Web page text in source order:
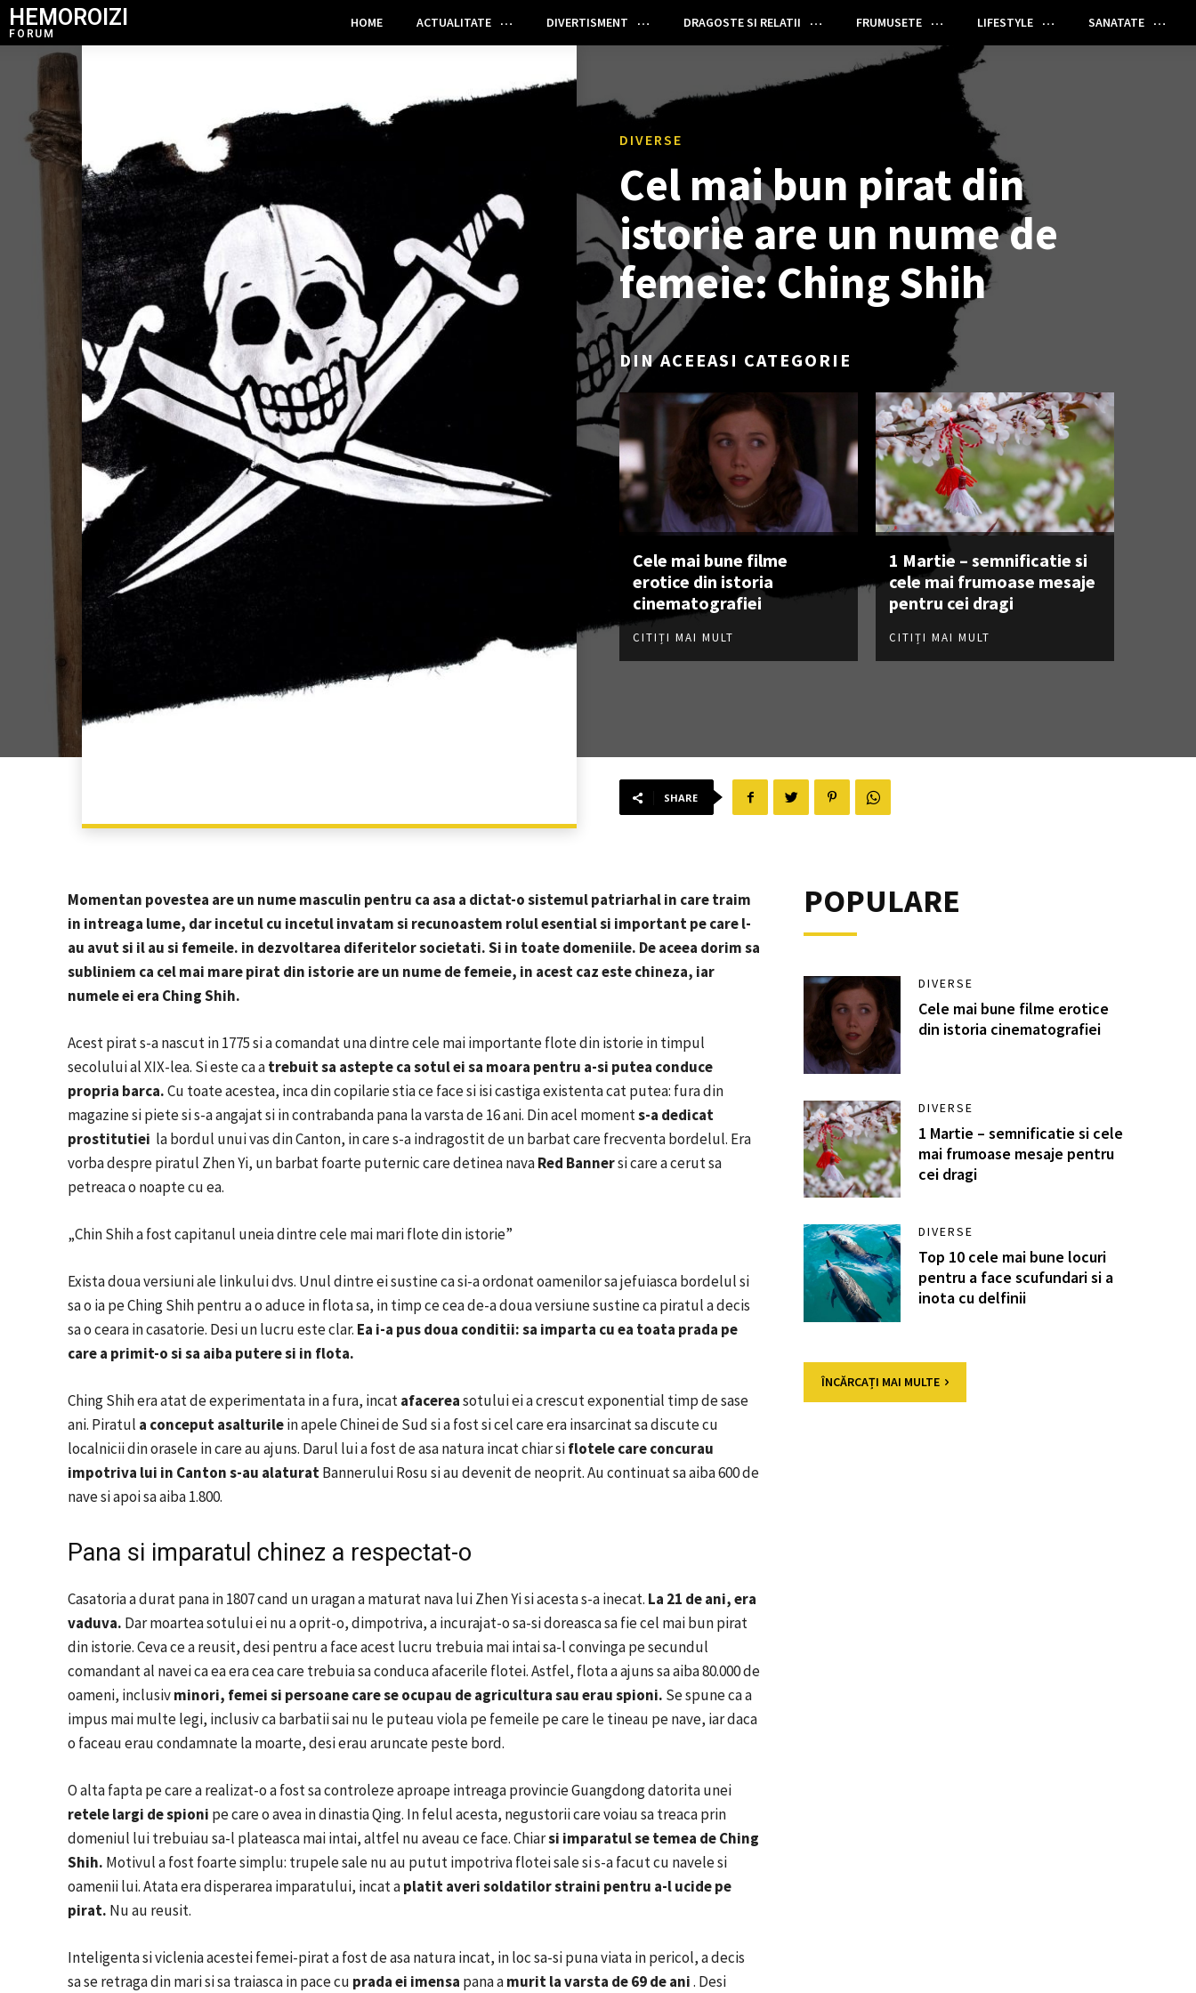
HEMOROIZI
FORUM
HOME ACTUALITATE DIVERTISMENT DRAGOSTE SI RELATII FRUMUSETE LIFESTYLE SANATATE
DIVERSE
Cel mai bun pirat din
istorie are un nume de
femeie: Ching Shih
DIN ACEEASI CATEGORIE
Cele mai bune filme
erotice din istoria
cinematografiei
CITIȚI MAI MULT
1 Martie – semnificatie si
cele mai frumoase mesaje
pentru cei dragi
CITIȚI MAI MULT
SHARE
Momentan povestea are un nume masculin pentru ca asa a dictat-o ​​sistemul patriarhal in care traim
in intreaga lume, dar incetul cu incetul invatam si recunoastem rolulesential si important pecare l-
au avut si il au si femeile. in dezvoltarea diferitelor societati.Si in toate domeniile. De aceea dorim sa
subliniem ca cel mai mare pirat din istorie are un nume de femeie, in acest caz este chineza, iar
numele ei era Ching Shih.
Acest pirat s-a nascut in 1775 si a comandat una dintre cele mai importante flote din istorie in timpul
secolului al XIX-lea. Si este ca atrebuit sa astepte ca sotul ei sa moara pentru a-si putea conduce
propria barca.Cu toate acestea, inca din copilarie stia ce face si isi castiga existenta cat putea: fura din
magazine si piete si s-a angajat si in contrabanda pana la varsta de 16 ani. Din acel moments-a dedicat
prostitutiei la bordul unui vas din Canton, in care s-a indragostit de un barbat care frecventa bordelul. Era
vorba despre piratul Zhen Yi, un barbat foarte puternic care detinea navaRed Bannersi care a cerut sa
petreaca o noapte cu ea.
„Chin Shih a fost capitanul uneia dintre cele mai mari flote din istorie”
Exista doua versiuni ale linkului dvs. Unul dintre ei sustine ca si-a ordonat oamenilor sa jefuiasca bordelul si
sa o ia pe Ching Shih pentru a o aduce in flota sa, in timp ce cea de-a doua versiune sustine ca piratul a decis
sa o ceara in casatorie. Desi un lucru este clar. Ea i-a pus doua conditii: sa imparta cu ea toata prada pe
care a primit-o si sa aiba putere si in flota.
Ching Shih era atat de experimentata in a fura, incatafacereasotului ei a crescut exponential timp de sase
ani. Piratul a conceput asalturilein apele Chinei de Sud si a fost si cel care era insarcinat sa discute cu
localnicii din orasele in care au ajuns. Darul lui a fost de asa natura incat chiar siflotele care concurau
impotriva lui in Canton s-au alaturatBannerului Rosu si au devenit de neoprit.Au continuat sa aiba 600 de
nave si apoi sa aiba 1.800.
Pana si imparatul chinez a respectat-o
Casatoria a durat pana in 1807 cand un uragan a maturat nava lui Zhen Yi si acesta s-a inecat. La 21 de ani, era
vaduva. Dar moartea sotului ei nu a oprit-o, dimpotriva, a incurajat-o sa-si doreasca sa fie cel mai bun pirat
din istorie.Ceva ce a reusit, desi pentru a face acest lucru trebuia mai intai sa-l convinga pe secundul
comandant al navei ca ea era cea care trebuia sa conduca afacerile flotei.Astfel, flota a ajuns sa aiba 80.000 de
oameni, inclusivminori, femei si persoane care se ocupau de agricultura sau erau spioni. Se spune ca a
impus mai multe legi, inclusiv ca barbatii sai nu le puteau viola pe femeile pe care le tineau pe nave, iar daca
o faceau erau condamnate la moarte, desi erau aruncate peste bord.
O alta fapta pe care a realizat-o a fost sa controleze aproape intreaga provincie Guangdong datorita unei
retele largi despioni pe care o avea in dinastia Qing. In felul acesta, negustorii care voiau sa treaca prin
domeniul lui trebuiau sa-l plateasca mai intai, altfel nu aveau ce face.Chiarsi imparatul se temea de Ching
Shih. Motivul a fost foarte simplu: trupele sale nu au putut impotriva flotei sale si s-a facut cu navele si
oamenii lui.Atata era disperarea imparatului, incat aplatit averi soldatilor straini pentru a-l ucide pe
pirat. Nu au reusit.
Inteligenta si viclenia acestei femei-pirat a fost de asa natura incat, in loc sa-si puna viata in pericol, a decis
sa se retraga din mari si sa traiasca in pace cu prada ei imensa pana amurit la varsta de 69 de ani. Desi
POPULARE
DIVERSE
Cele mai bune filme erotice
din istoria cinematografiei
DIVERSE
1 Martie – semnificatie si cele
mai frumoase mesaje pentru
cei dragi
DIVERSE
Top 10 cele mai bune locuri
pentru a face scufundari si a
inota cu delfinii
ÎNCĂRCAȚI MAI MULTE